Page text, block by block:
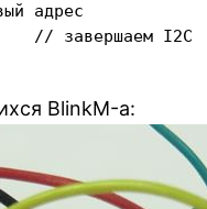
адрес
// завершаем I2C
BlinkM-а: